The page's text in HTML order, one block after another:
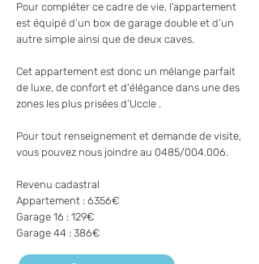
Pour compléter ce cadre de vie, l’appartement
est équipé d’un box de garage double et d’un
autre simple ainsi que de deux caves.
Cet appartement est donc un mélange parfait
de luxe, de confort et d'élégance dans une des
zones les plus prisées d’Uccle .
Pour tout renseignement et demande de visite,
vous pouvez nous joindre au 0485/004.006.
Revenu cadastral
Appartement : 6356€
Garage 16 : 129€
Garage 44 : 386€